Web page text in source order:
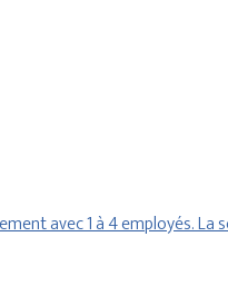
avec 1 à 4 employés.